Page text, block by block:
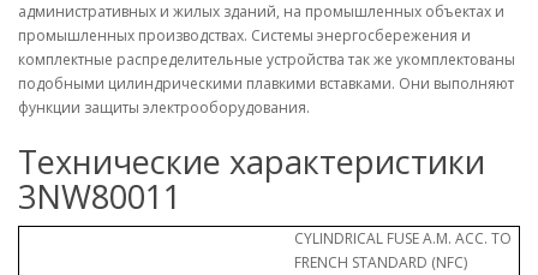
административных и жилых зданий, на промышленных объектах и
промышленных производствах. Системы энергосбережения и
комплектные распределительные устройства так же укомплектованы
подобными цилиндрическими плавкими вставками. Они выполняют
функции защиты электрооборудования.
Технические характеристики
3NW80011
CYLINDRICAL FUSE A.M. ACC. TO
FRENCH STANDARD (NFC)